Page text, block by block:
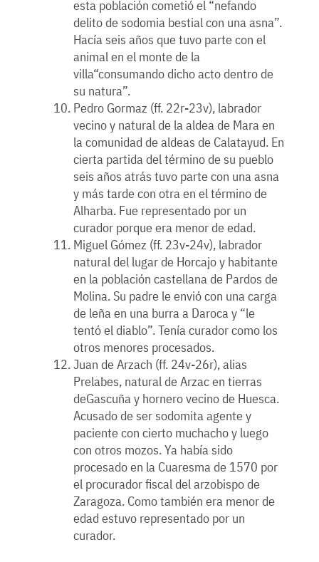
esta población cometió el “nefando
delito de sodomia bestial con una asna”.
Hacía seis años que tuvo parte con el
animal en el monte de la
villa“consumando dicho acto dentro de
su natura”.
Pedro Gormaz (ff. 22r-23v), labrador
vecino y natural de la aldea de Mara en
la comunidad de aldeas de Calatayud. En
cierta partida del término de su pueblo
seis años atrás tuvo parte con una asna
y más tarde con otra en el término de
Alharba. Fue representado por un
curador porque era menor de edad.
Miguel Gómez (ff. 23v-24v), labrador
natural del lugar de Horcajo y habitante
en la población castellana de Pardos de
Molina. Su padre le envió con una carga
de leña en una burra a Daroca y “le
tentó el diablo”. Tenía curador como los
otros menores procesados.
Juan de Arzach (ff. 24v-26r), alias
Prelabes, natural de Arzac en tierras
deGascuña y hornero vecino de Huesca.
Acusado de ser sodomita agente y
paciente con cierto muchacho y luego
con otros mozos. Ya había sido
procesado en la Cuaresma de 1570 por
el procurador fiscal del arzobispo de
Zaragoza. Como también era menor de
edad estuvo representado por un
curador.